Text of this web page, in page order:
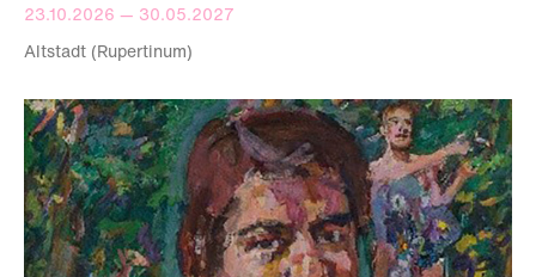
23.10.2026 — 30.05.2027
Altstadt (Rupertinum)